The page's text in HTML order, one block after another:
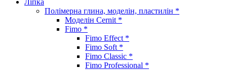
Полімерна глина, моделін, пластилін *
Моделін Cernit *
Fimo *
Fimo Effect *
Fimo Soft *
Fimo Classic *
Fimo Professional *